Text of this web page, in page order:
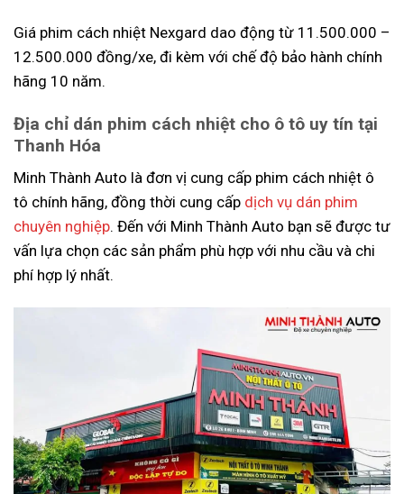
Giá phim cách nhiệt Nexgard dao động từ 11.500.000 –
12.500.000 đồng/xe, đi kèm với chế độ bảo hành chính
hãng 10 năm.
Địa chỉ dán phim cách nhiệt cho ô tô uy tín tại
Thanh Hóa
Minh Thành Auto là đơn vị cung cấp phim cách nhiệt ô
tô chính hãng, đồng thời cung cấp dịch vụ dán phim
chuyên nghiệp. Đến với Minh Thành Auto bạn sẽ được tư
vấn lựa chọn các sản phẩm phù hợp với nhu cầu và chi
phí hợp lý nhất.